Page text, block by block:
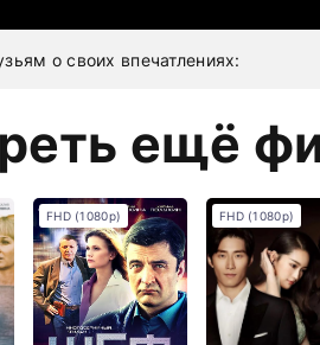
о своих впечатлениях:
ещё
FHD (1080p) FHD (1080p)